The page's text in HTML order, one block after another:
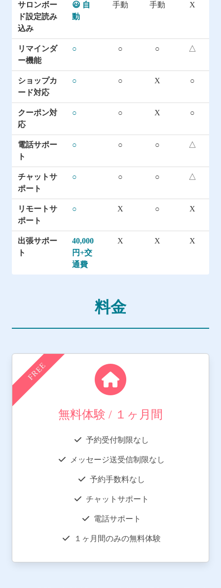
サロンボー
ド設定読み
込み
😃 自
動
手動 手動 X
リマインダ
ー機能
○ ○ ○ △
ショップカ
ード対応
○ ○ X ○
クーポン対
応
○ ○ X ○
電話サポー
ト
○ ○ ○ △
チャットサ
ポート
○ ○ ○ △
リモートサ
ポート
○ X ○ X
出張サポー
ト
40,000
円+交
通費
X X X
料金
FREE
無料体験 / １ヶ月間
予約受付制限なし
メッセージ送受信制限なし
予約手数料なし
チャットサポート
電話サポート
１ヶ月間のみの無料体験